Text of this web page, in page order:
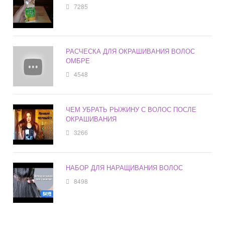
7285
РАСЧЕСКА ДЛЯ ОКРАШИВАНИЯ ВОЛОС
ОМБРЕ
4548
ЧЕМ УБРАТЬ РЫЖИНУ С ВОЛОС ПОСЛЕ
ОКРАШИВАНИЯ
3266
НАБОР ДЛЯ НАРАЩИВАНИЯ ВОЛОС
8498